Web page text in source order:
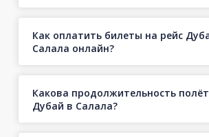
Как оплатить билеты на рейс
Салала онлайн?
Какова продолжительность
Дубай в Салала?